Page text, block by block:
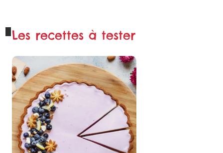
Les recettes à tester